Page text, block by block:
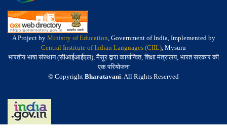
A Project by Ministry of Education, Government of India, Implemented by
Central Institute of Indian Languages (CIIL), Mysuru
भारतीय भाषा संस्थान (सीआईआईएल), मैसूर द्वारा कार्यान्वित, शिक्षा मंत्रालय, भारत सरकार की
एक परियोजना
© Copyright Bharatavani. All Rights Reserved